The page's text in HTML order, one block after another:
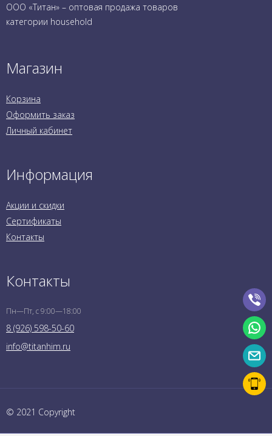
ООО «Титан» – оптовая продажа товаров
категории household
Магазин
Корзина
Оформить заказ
Личный кабинет
Информация
Акции и скидки
Сертификаты
Контакты
Контакты
Пн—Пт, с 9:00—18:00
8 (926) 598-50-60
info@titanhim.ru
© 2021 Copyright